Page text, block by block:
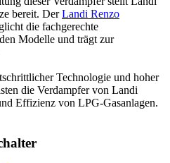
bereit. DerLandi Renzo
die fachgerechte
Modelle und trägt zur
Technologie und hoher
die Verdampfer von Landi
Effizienz von LPG-Gasanlagen.